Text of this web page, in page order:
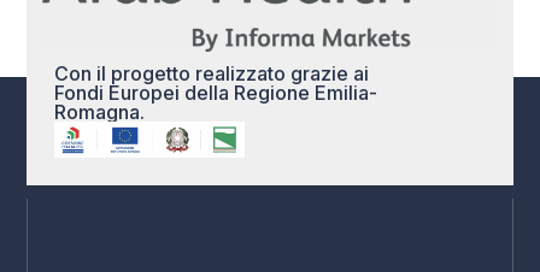
Con il progetto realizzato grazie ai
Fondi Europei della Regione Emilia-
Romagna.